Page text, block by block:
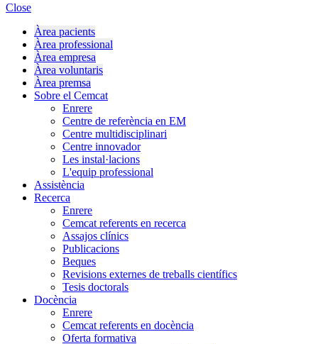
Close
Àrea pacients
Àrea professional
Àrea empresa
Àrea voluntaris
Àrea premsa
Sobre el Cemcat
Enrere
Centre de referència en EM
Centre multidisciplinari
Centre innovador
Les instal·lacions
L'equip professional
Assistència
Recerca
Enrere
Cemcat referents en recerca
Assajos clínics
Publicacions
Beques
Revisions externes de treballs científics
Tesis doctorals
Docència
Enrere
Cemcat referents en docència
Oferta formativa